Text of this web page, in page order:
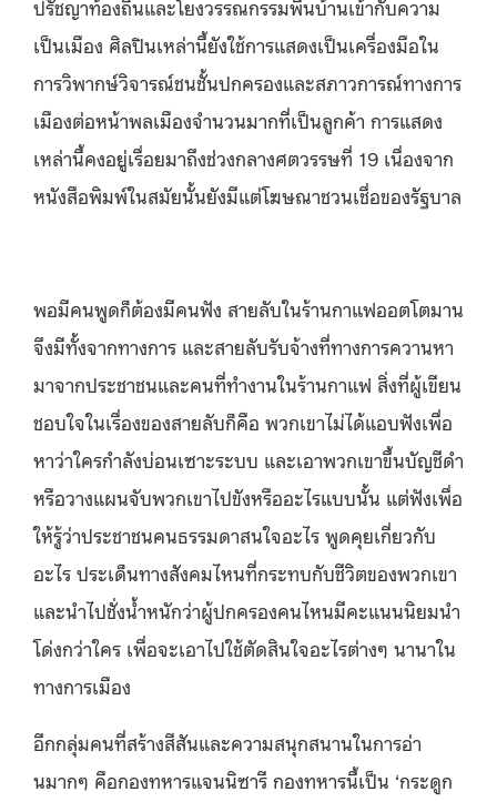
ปรัชญาท้องถิ่นและโยงวรรณกรรมพื้นบ้านเข้ากับความ
เป็นเมือง ศิลปินเหล่านี้ยังใช้การแสดงเป็นเครื่องมือใน
การวิพากษ์วิจารณ์ชนชั้นปกครองและสภาวการณ์ทางการ
เมืองต่อหน้าพลเมืองจำนวนมากที่เป็นลูกค้า การแสดง
เหล่านี้คงอยู่เรื่อยมาถึงช่วงกลางศตวรรษที่ 19 เนื่องจาก
หนังสือพิมพ์ในสมัยนั้นยังมีแต่โฆษณาชวนเชื่อของรัฐบาล
พอมีคนพูดก็ต้องมีคนฟัง สายลับในร้านกาแฟออตโตมาน
จึงมีทั้งจากทางการ และสายลับรับจ้างที่ทางการควานหา
มาจากประชาชนและคนที่ทำงานในร้านกาแฟ สิ่งที่ผู้เขียน
ชอบใจในเรื่องของสายลับก็คือ พวกเขาไม่ได้แอบฟังเพื่อ
หาว่าใครกำลังบ่อนเซาะระบบ และเอาพวกเขาขึ้นบัญชีดำ
หรือวางแผนจับพวกเขาไปขังหรืออะไรแบบนั้น แต่ฟังเพื่อ
ให้รู้ว่าประชาชนคนธรรมดาสนใจอะไร พูดคุยเกี่ยวกับ
อะไร ประเด็นทางสังคมไหนที่กระทบกับชีวิตของพวกเขา
และนำไปชั่งน้ำหนักว่าผู้ปกครองคนไหนมีคะแนนนิยมนำ
โด่งกว่าใคร เพื่อจะเอาไปใช้ตัดสินใจอะไรต่างๆ นานาใน
ทางการเมือง
อีกกลุ่มคนที่สร้างสีสันและความสนุกสนานในการอ่า
นมากๆ คือกองทหารแจนนิซารี กองทหารนี้เป็น ‘กระดูก